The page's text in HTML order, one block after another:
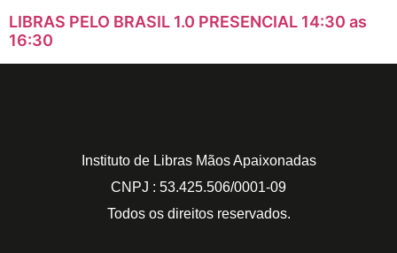
LIBRAS PELO BRASIL 1.0 PRESENCIAL 14:30 as
16:30
Instituto de Libras Mãos Apaixonadas
CNPJ : 53.425.506/0001-09
Todos os direitos reservados.